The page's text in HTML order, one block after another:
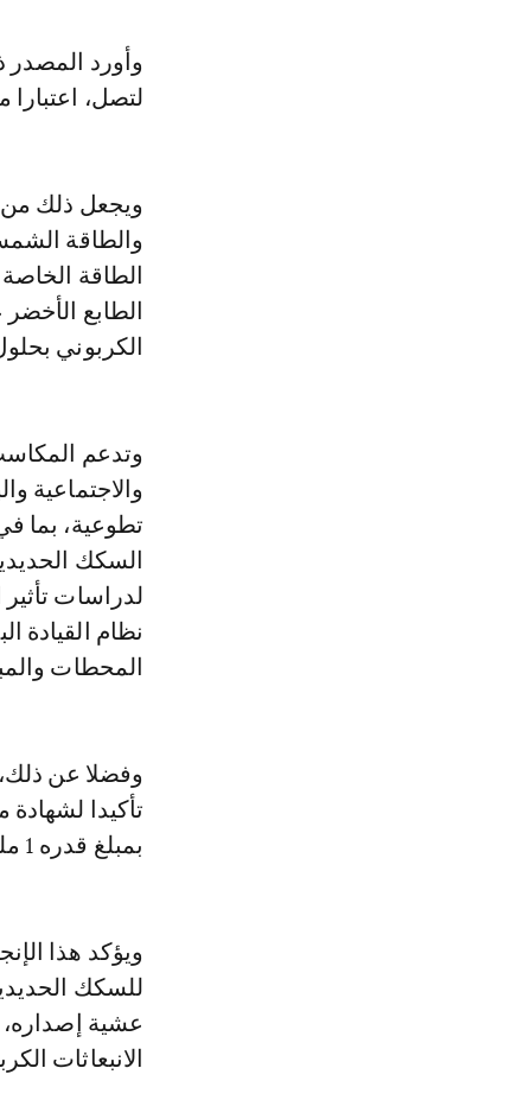
وأورد المصدر
لتصل، اعتبارا من سنة 2030، إلى أزيد من 52 في
ويجعل ذلك من
والطاقة
الطاقة
الطابع
الكربوني بحلول
وتدعم
والاجتماعية
تطوعية، بما
لدراسات تأثير
نظام القيادة
المحطات
بمبلغ قدره 1 مليار درهم.
ويؤكد هذا
عشية إصداره،
الانبعاثات